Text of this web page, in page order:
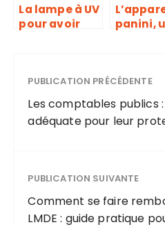
La lampe à UV
pour avoir
panini,
rapide
PUBLICATION PRÉCÉDENTE
Les comptables publics
adéquate pour leur
PUBLICATION SUIVANTE
Comment se faire
LMDE : guide pratique